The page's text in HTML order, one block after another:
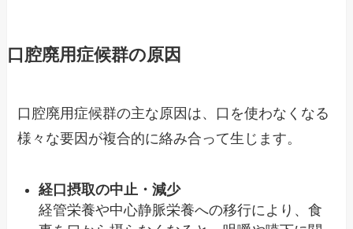
口腔廃用症候群の原因
口腔廃用症候群の主な原因は、口を使わなくなる
様々な要因が複合的に絡み合って生じます。
経口摂取の中止・減少
経管栄養や中心静脈栄養への移行により、食